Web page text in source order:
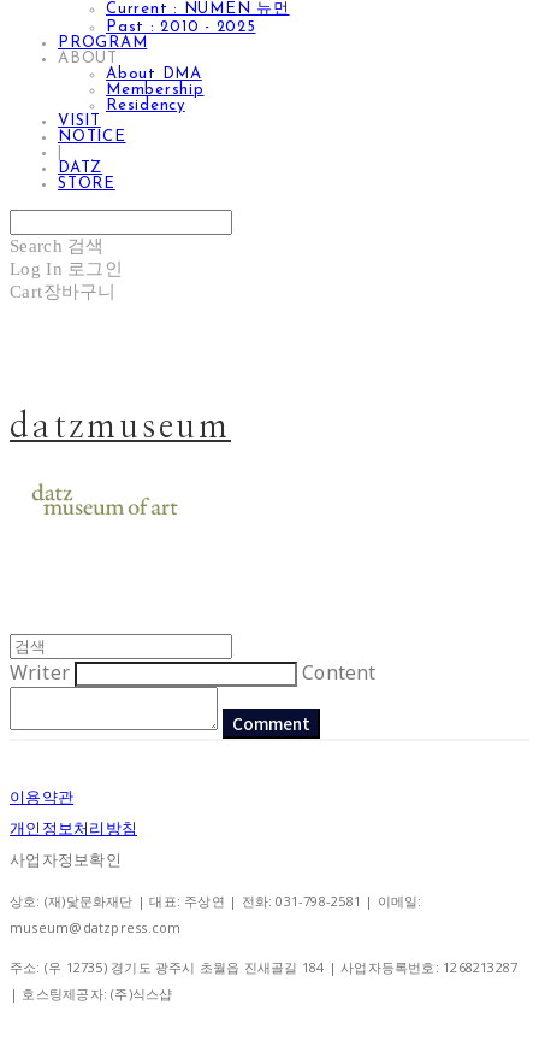
Current : NUMEN 뉴먼
Past : 2010 - 2025
PROGRAM
ABOUT
About DMA
Membership
Residency
VISIT
NOTICE
DATZ
STORE
Search 검색
Log In 로그인
Cart장바구니
datzmuseum
Writer Content
Comment
이용약관
개인정보처리방침
사업자정보확인
상호: (재)닻문화재단 | 대표: 주상연 | 전화: 031-798-2581 | 이메일:
museum@datzpress.com
주소: (우 12735) 경기도 광주시 초월읍 진새골길 184 | 사업자등록번호: 1268213287
| 호스팅제공자: (주)식스샵